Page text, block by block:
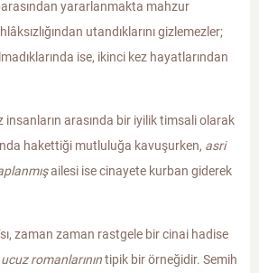
yararlanmakta mahzur
utandıklarını gizlemezler;
ise, ikinci kez hayatlarından
insanların arasında bir iyilik timsali olarak
hakettiği mutluluğa kavuşurken, asri
ailesi ise cinayete kurban giderek
zaman zaman rastgele bir cinai hadise
ucuz romanlarınıntipik bir örneğidir. Semih